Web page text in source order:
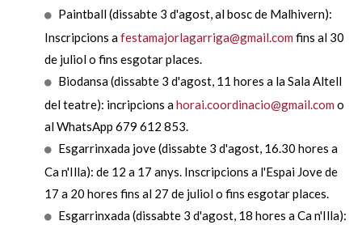
Paintball (dissabte 3 d'agost, al bosc de Malhivern):
Inscripcions afestamajorlagarriga@gmail.com fins al 30
de juliol o fins esgotar places.
Biodansa (dissabte 3 d'agost, 11 hores a la Sala Altell
del teatre): incripcions ahorai.coordinacio@gmail.com o
al WhatsApp 679 612 853.
Esgarrinxada jove (dissabte 3 d'agost, 16.30 hores a
Ca n'Illa): de 12 a 17 anys. Inscripcions a l'Espai Jove de
17 a 20 hores fins al 27 de juliol o fins esgotar places.
Esgarrinxada (dissabte 3 d'agost, 18 hores a Ca n'Illa):